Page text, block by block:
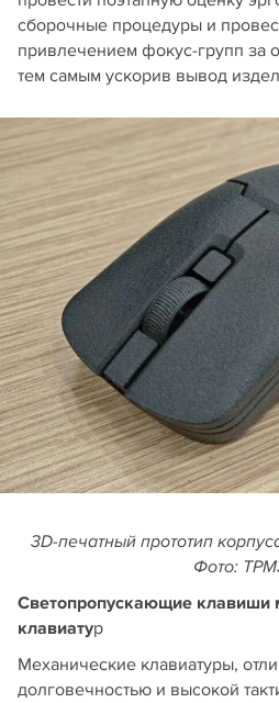
сборочные процедуры и
привлечением фокус-групп за
тем самым ускорив вывод
3D-печатный прототип
Фото:
Cветопропускающие клавиши
клавиатур
Механические клавиатуры,
долговечностью и высокой